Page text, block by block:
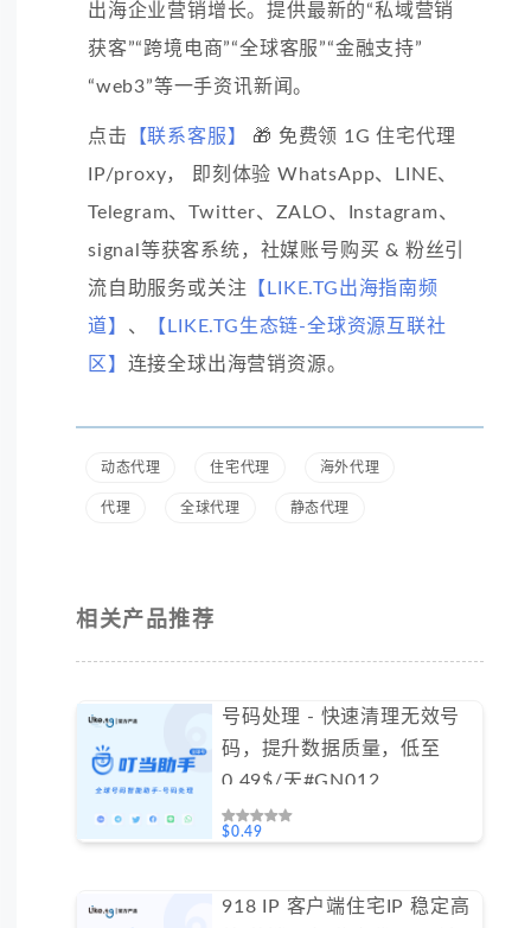
出海企业营销增长。提供最新的“私域营销
获客”“跨境电商”“全球客服”“金融支持”
“web3”等一手资讯新闻。
点击 【联系客服】
🎁 免费领 1G 住宅代理
IP/proxy， 即刻体验 WhatsApp、LINE、
Telegram、Twitter、ZALO、Instagram、
signal等获客系统，社媒账号购买 & 粉丝引
流自助服务或关注 【LIKE.TG出海指南频
道】 、
【LIKE.TG生态链-全球资源互联社
区】 连接全球出海营销资源。
动态代理 住宅代理 海外代理
代理 全球代理 静态代理
相关产品推荐
号码处理 - 快速清理无效号
码，提升数据质量，低至
0.49$/天#GN012
$0.49
918 IP 客户端住宅IP 稳定高